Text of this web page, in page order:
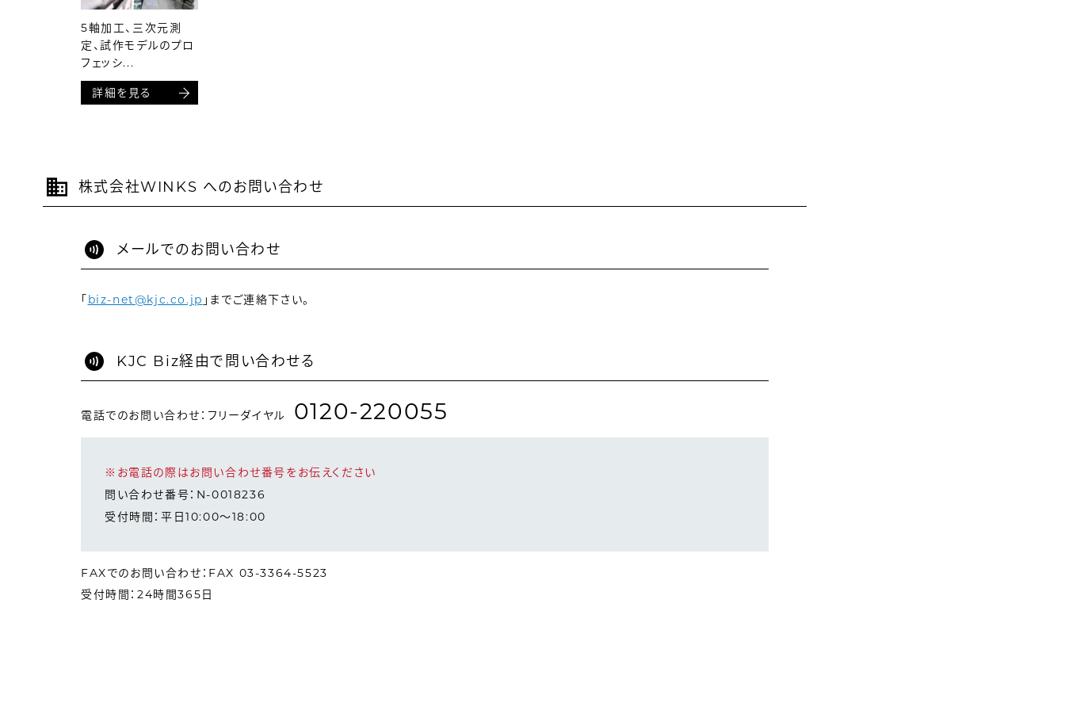
5軸加工、三次元測
定、試作モデルのプロ
フェッシ...
詳細を見る
株式会社WINKS へのお問い合わせ
メールでのお問い合わせ
「biz-net@kjc.co.jp 」までご連絡下さい。
KJC Biz経由で問い合わせる
電話でのお問い合わせ：フリーダイヤル 0120-220055
※お電話の際はお問い合わせ番号をお伝えください
問い合わせ番号：N-0018236
受付時間：平日10:00～18:00
FAXでのお問い合わせ：FAX 03-3364-5523
受付時間：24時間365日